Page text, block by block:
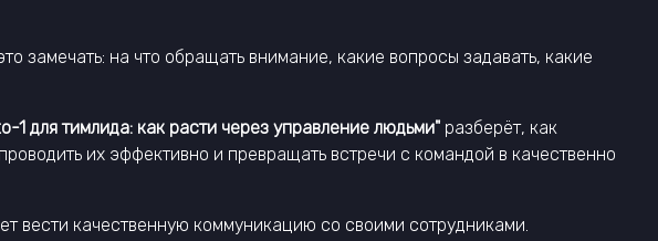
замечать: на что обращать внимание, какие вопросы задавать, какие
1 для тимлида: как расти через управление людьми" разберёт, как
их эффективно и превращать встречи с командой в качественно
вести качественную коммуникацию со своими сотрудниками.